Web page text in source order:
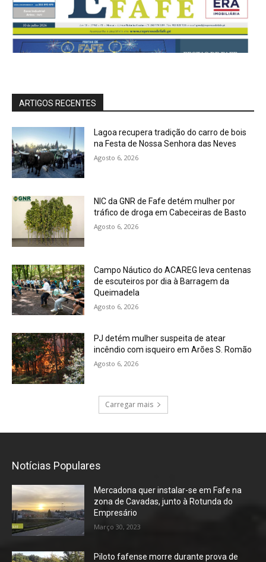
ARTIGOS RECENTES
Lagoa recupera tradição do carro de bois
na Festa de Nossa Senhora das Neves
Agosto 6, 2026
NIC da GNR de Fafe detém mulher por
tráfico de droga em Cabeceiras de Basto
Agosto 6, 2026
Campo Náutico do ACAREG leva centenas
de escuteiros por dia à Barragem da
Queimadela
Agosto 6, 2026
PJ detém mulher suspeita de atear
incêndio com isqueiro em Arões S. Romão
Agosto 6, 2026
Carregar mais
Notícias Populares
Mercadona quer instalar-se em Fafe na
zona de Cavadas, junto à Rotunda do
Empresário
Março 30, 2023
Piloto fafense morre durante prova de